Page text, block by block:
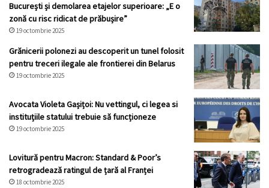
București și demolarea etajelor superioare: „E o
zonă cu risc ridicat de prăbușire”
19 octombrie 2025
Grănicerii polonezi au descoperit un tunel folosit
pentru treceri ilegale ale frontierei din Belarus
19 octombrie 2025
Avocata Violeta Gașițoi: Nu vettingul, ci legea si
instituțiile statului trebuie să funcționeze
19 octombrie 2025
Lovitură pentru Macron: Standard & Poor’s
retrogradează ratingul de țară al Franței
18 octombrie 2025